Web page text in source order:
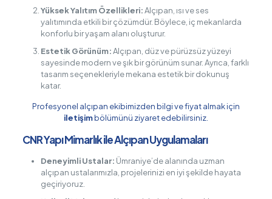
Yüksek Yalıtım Özellikleri:Alçıpan, ısı ve ses
yalıtımında etkili bir çözümdür. Böylece, iç mekanlarda
konforlu bir yaşam alanı oluşturur.
Estetik Görünüm:Alçıpan, düz ve pürüzsüz yüzeyi
sayesinde modern ve şık bir görünüm sunar. Ayrıca, farklı
tasarım seçenekleriyle mekana estetik bir dokunuş
katar.
Profesyonel alçıpan ekibimizden bilgi ve fiyat almak için
iletişimbölümünü ziyaret edebilirsiniz.
CNR Yapı Mimarlık ile Alçıpan Uygulamaları
Deneyimli Ustalar: Ümraniye’de alanında uzman
alçıpan ustalarımızla, projelerinizi en iyi şekilde hayata
geçiriyoruz.